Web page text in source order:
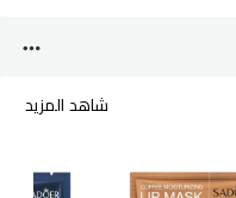
شاهد المزيد